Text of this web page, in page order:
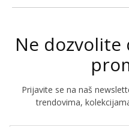
Ne dozvolite
Prijavite se na naš
trendovima,